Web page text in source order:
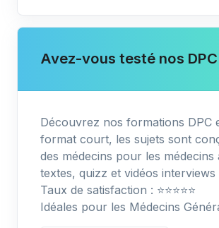
Avez-vous testé nos DPC
Découvrez nos formations DPC
format court, les sujets sont
des médecins pour les médecins
textes, quizz et vidéos
Taux de satisfaction : ⭐️⭐️⭐️⭐️⭐️
Idéales pour les Médecins